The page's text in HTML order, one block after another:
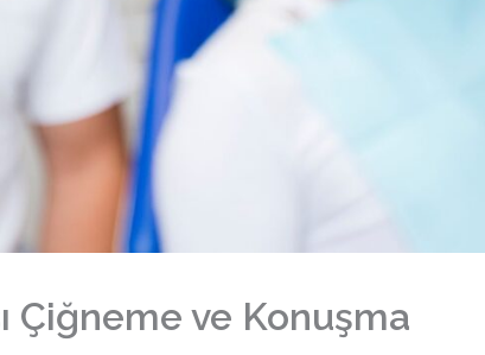
Çiğneme ve Konuşma